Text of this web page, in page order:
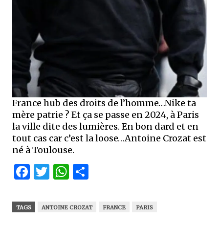
France hub des droits de l’homme…Nike ta
mère patrie ? Et ça se passe en 2024, à Paris
la ville dite des lumières. En bon dard et en
tout cas car c’est la loose…Antoine Crozat est
né à Toulouse.
Facebook
Twitter
WhatsApp
TAGS ANTOINE CROZAT FRANCE PARIS